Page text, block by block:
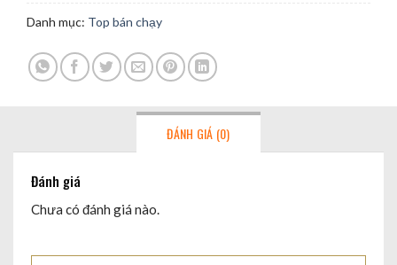
Danh mục: Top bán chạy
ĐÁNH GIÁ (0)
Đánh giá
Chưa có đánh giá nào.